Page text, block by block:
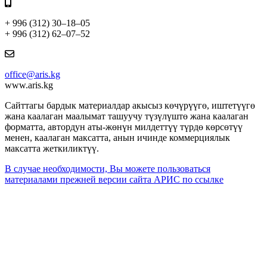
+ 996 (312) 30–18–05
+ 996 (312) 62–07–52
office@aris.kg
www.aris.kg
Сайттагы бардык материалдар акысыз көчүрүүгө, иштетүүгө
жана каалаган маалымат ташуучу түзүлүштө жана каалаган
форматта, автордун аты-жөнүн милдеттүү түрдө көрсөтүү
менен, каалаган максатта, анын ичинде коммерциялык
максатта жеткиликтүү.
В случае необходимости, Вы можете пользоваться
материалами прежней версии сайта АРИС по ссылке